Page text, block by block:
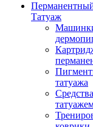
Татуаж
татуажа